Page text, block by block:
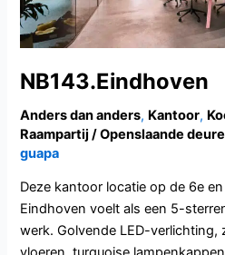
NB143.Eindhoven
Anders dan anders, Kantoor,
Raampartij / Openslaande
guapa
Deze kantoor locatie op de 6e
Eindhoven voelt als een 5-
werk. Golvende LED-